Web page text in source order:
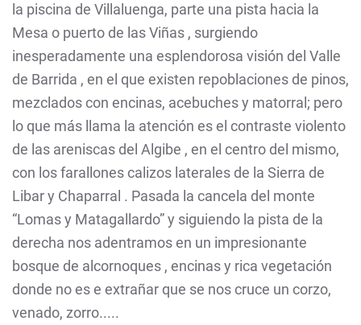
la piscina de Villaluenga, parte una pista hacia la
Mesa o puerto de las Viñas , surgiendo
inesperadamente una esplendorosa visión del Valle
de Barrida , en el que existen repoblaciones de pinos,
mezclados con encinas, acebuches y matorral; pero
lo que más llama la atención es el contraste violento
de las areniscas del Algibe , en el centro del mismo,
con los farallones calizos laterales de la Sierra de
Libar y Chaparral . Pasada la cancela del monte
“Lomas y Matagallardo” y siguiendo la pista de la
derecha nos adentramos en un impresionante
bosque de alcornoques , encinas y rica vegetación
donde no es e extrañar que se nos cruce un corzo,
venado, zorro.....